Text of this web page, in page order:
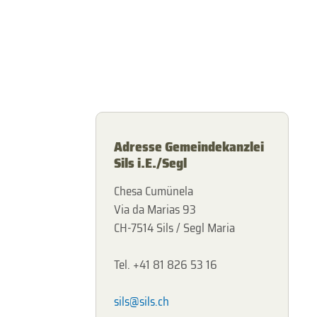
Adresse Gemeindekanzlei
Sils i.E./Segl
Chesa Cumünela
Via da Marias 93
CH-7514 Sils / Segl Maria
Tel. +41 81 826 53 16
sils@sils.ch